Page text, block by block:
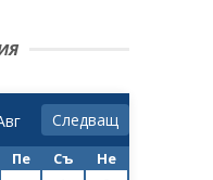
Следващ
Пе Съ Не